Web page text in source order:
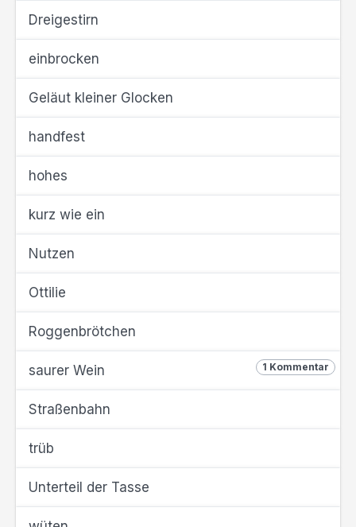
Dreigestirn
einbrocken
Geläut kleiner Glocken
handfest
hohes
kurz wie ein
Nutzen
Ottilie
Roggenbrötchen
1 Kommentar
saurer Wein
Straßenbahn
trüb
Unterteil der Tasse